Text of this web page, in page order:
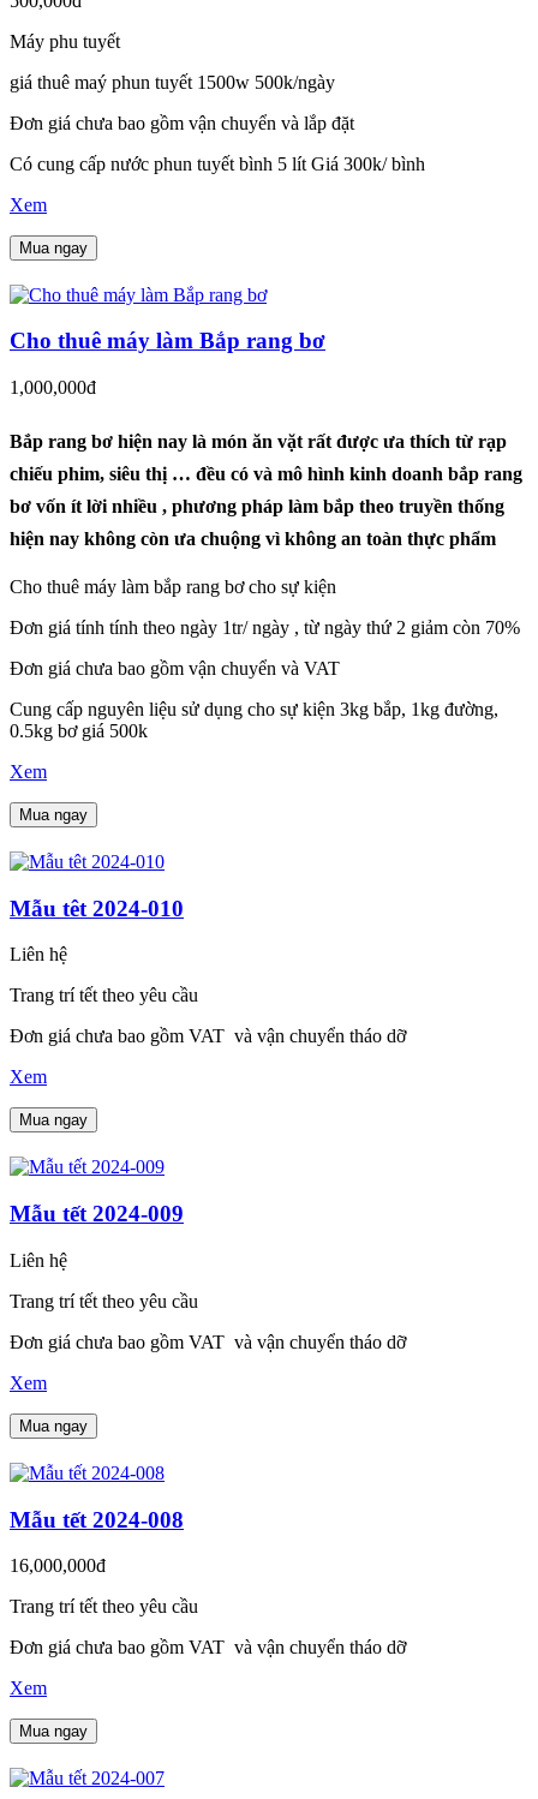
Máy phu tuyết
giá thuê maý phun tuyết 1500w 500k/ngày
Đơn giá chưa bao gồm vận chuyển và lắp đặt
Có cung cấp nước phun tuyết bình 5 lít Giá 300k/ bình
Xem
Mua ngay
Cho thuê máy làm Bắp rang bơ
1,000,000đ
Bắp rang bơ hiện nay là món ăn vặt rất được ưa thích từ rạp
chiếu phim, siêu thị … đều có và mô hình kinh doanh bắp rang
bơ vốn ít lời nhiều , phương pháp làm bắp theo truyền thống
hiện nay không còn ưa chuộng vì không an toàn thực phẩm
Cho thuê máy làm bắp rang bơ cho sự kiện
Đơn giá tính tính theo ngày 1tr/ ngày , từ ngày thứ 2 giảm còn 70%
Đơn giá chưa bao gồm vận chuyển và VAT
Cung cấp nguyên liệu sử dụng cho sự kiện 3kg bắp, 1kg đường,
0.5kg bơ giá 500k
Xem
Mua ngay
Mẫu têt 2024-010
Liên hệ
Trang trí tết theo yêu cầu
Đơn giá chưa bao gồm VAT và vận chuyển tháo dỡ
Xem
Mua ngay
Mẫu tết 2024-009
Liên hệ
Trang trí tết theo yêu cầu
Đơn giá chưa bao gồm VAT và vận chuyển tháo dỡ
Xem
Mua ngay
Mẫu tết 2024-008
16,000,000đ
Trang trí tết theo yêu cầu
Đơn giá chưa bao gồm VAT và vận chuyển tháo dỡ
Xem
Mua ngay